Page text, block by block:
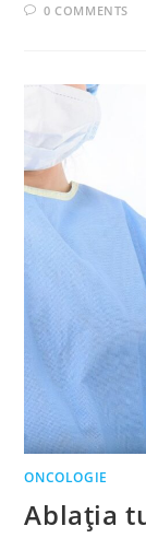
0 COMMENTS
ONCOLOGIE
Ablația